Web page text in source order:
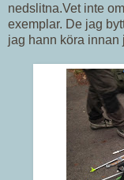
nedslitna.Vet inte
exemplar. De jag
jag hann köra innan